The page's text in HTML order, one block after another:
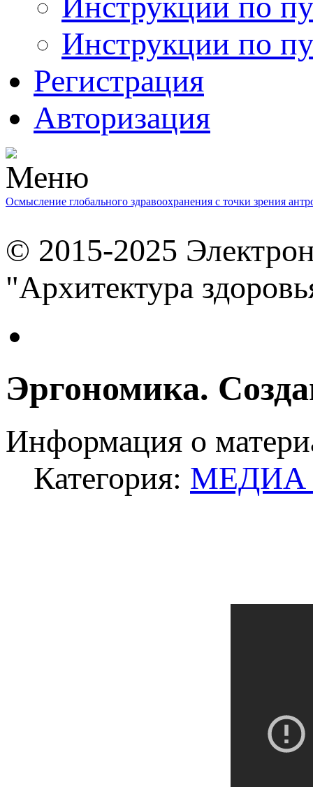
Инструкции по
Регистрация
Авторизация
Осмысление глобального здравоохранения с точки зрения
© 2015-2025
"Архитектура
Эргономика.
Информация о
Категория: МЕДИА -